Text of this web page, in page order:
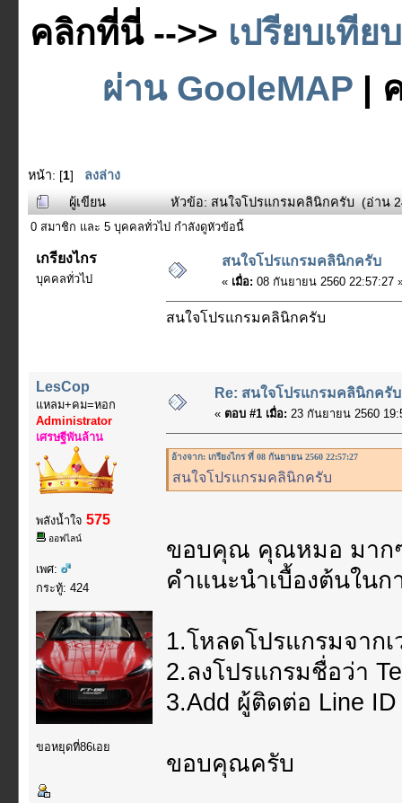
คลิกที่นี่ -->> เปรียบเทีย
ผ่าน GooleMAP |
หน้า: [1] ลงล่าง
ผู้เขียน
หัวข้อ: สนใจโปรแกรมคลินิกครับ (อ่าน
0 สมาชิก และ 5 บุคคลทั่วไป กำลังดูหัวข้อนี้
เกรียงไกร
บุคคลทั่วไป
สนใจโปรแกรมคลินิกครับ
« เมื่อ: 08 กันยายน 2560 22:57:27
สนใจโปรแกรมคลินิกครับ
LesCop
แหลม+คม=หอก
Administrator
เศรษฐีพันล้าน
พลังน้ำใจ 575
ออฟไลน์
เพศ:
กระทู้: 424
ขอหยุดที่86เอย
Re: สนใจโปรแกรมคลินิกครับ
« ตอบ #1 เมื่อ: 23 กันยายน 2560
อ้างจาก: เกรียงไกร ที่ 08 กันยายน 2560 22:57:27
สนใจโปรแกรมคลินิกครับ
ขอบคุณ คุณหมอ มาก
คำแนะนำเบื้องต้นในก
1.โหลดโปรแกรมจาก
2.ลงโปรแกรมชื่อว่า
3.Add ผู้ติดต่อ Line
ขอบคุณครับ